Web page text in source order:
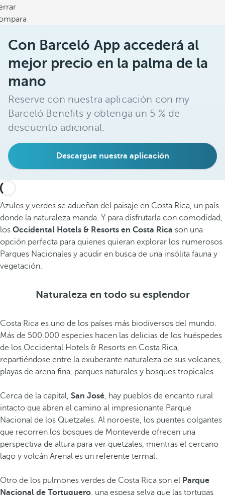
Con Barceló App accederá al
mejor precio en la palma de la
mano
Reserve con nuestra aplicación con my
Barceló Benefits y obtenga un 5 % de
descuento adicional.
Descargue nuestra aplicación
Azules y verdes se adueñan del paisaje en Costa Rica, un país
donde la naturaleza manda. Y para disfrutarla con comodidad,
los Occidental Hotels & Resorts en Costa Rica son una
opción perfecta para quienes quieran explorar los numerosos
Parques Nacionales y acudir en busca de una insólita fauna y
vegetación.
Naturaleza en todo su esplendor
Costa Rica es uno de los países más biodiversos del mundo.
Más de 500.000 especies hacen las delicias de los huéspedes
de los Occidental Hotels & Resorts en Costa Rica,
repartiéndose entre la exuberante naturaleza de sus volcanes,
playas de arena fina, parques naturales y bosques tropicales.
Cerca de la capital, San José, hay pueblos de encanto rural
intacto que abren el camino al impresionante Parque
Nacional de los Quetzales. Al noroeste, los puentes colgantes
que recorren los bosques de Monteverde ofrecen una
perspectiva de altura para ver quetzales, mientras el cercano
lago y volcán Arenal es un referente termal.
Otro de los pulmones verdes de Costa Rica son el Parque
Nacional de Tortuguero, una espesa selva que las tortugas